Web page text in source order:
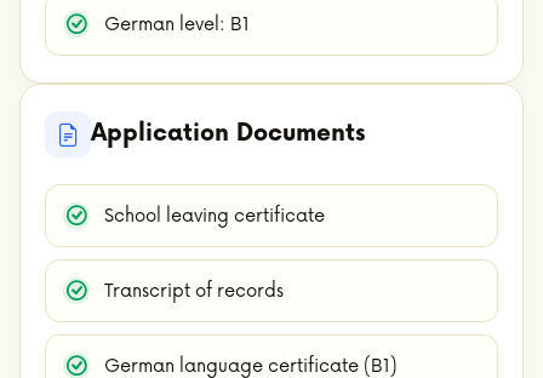
German level: B1
Application Documents
School leaving certificate
Transcript of records
German language certificate (B1)